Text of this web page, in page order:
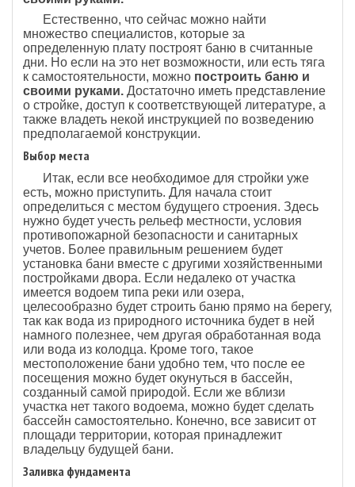
Естественно, что сейчас можно найти
множество специалистов, которые за
определенную плату построят баню в считанные
дни. Но если на это нет возможности, или есть тяга
к самостоятельности, можно построить баню и
своими руками.Достаточно иметь представление
о стройке, доступ к соответствующей литературе, а
также владеть некой инструкцией по возведению
предполагаемой конструкции.
Выбор места
Итак, если все необходимое для стройки уже
есть, можно приступить. Для начала стоит
определиться с местом будущего строения. Здесь
нужно будет учесть рельеф местности, условия
противопожарной безопасности и санитарных
учетов. Более правильным решением будет
установка бани вместе с другими хозяйственными
постройками двора. Если недалеко от участка
имеется водоем типа реки или озера,
целесообразно будет строить баню прямо на берегу,
так как вода из природного источника будет в ней
намного полезнее, чем другая обработанная вода
или вода из колодца. Кроме того, такое
местоположение бани удобно тем, что после ее
посещения можно будет окунуться в бассейн,
созданный самой природой. Если же вблизи
участка нет такого водоема, можно будет сделать
бассейн самостоятельно. Конечно, все зависит от
площади территории, которая принадлежит
владельцу будущей бани.
Заливка фундамента